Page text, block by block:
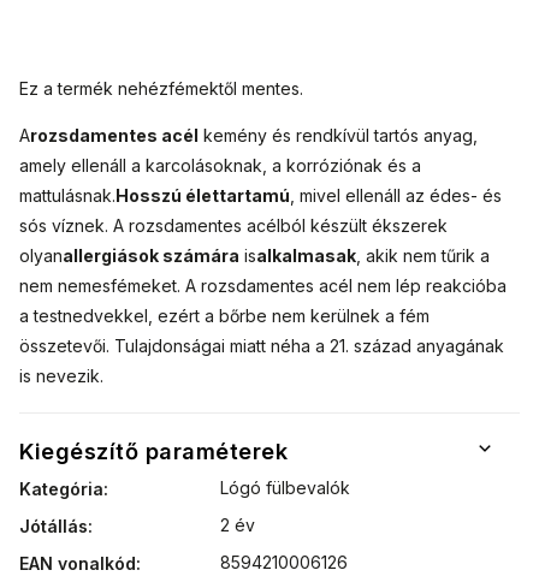
Ez a termék nehézfémektől mentes.
Arozsdamentes acél kemény és rendkívül tartós anyag,
amely ellenáll a karcolásoknak, a korróziónak és a
mattulásnak.Hosszú élettartamú , mivel ellenáll az édes- és
sós víznek. A rozsdamentes acélból készült ékszerek
olyanallergiások számára isalkalmasak , akik nem tűrik a
nem nemesfémeket. A rozsdamentes acél nem lép reakcióba
a testnedvekkel, ezért a bőrbe nem kerülnek a fém
összetevői. Tulajdonságai miatt néha a 21. század anyagának
is nevezik.
Kiegészítő paraméterek
Kategória:
Lógó fülbevalók
Jótállás:
2 év
EAN vonalkód:
8594210006126